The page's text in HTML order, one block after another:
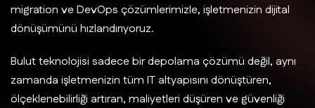
migration ve DevOps çözümlerimizle, işletmenizin dijital
dönüşümünü hızlandırıyoruz.
Bulut teknolojisi sadece bir depolama çözümü değil, aynı
zamanda işletmenizin tüm IT altyapısını dönüştüren,
ölçeklenebilirliği artıran, maliyetleri düşüren ve güvenliği